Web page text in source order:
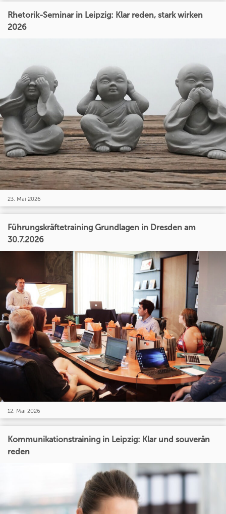
Rhetorik-Seminar in Leipzig: Klar reden, stark wirken
2026
23. Mai 2026
Führungskräftetraining Grundlagen in Dresden am
30.7.2026
12. Mai 2026
Kommunikationstraining in Leipzig: Klar und souverän
reden